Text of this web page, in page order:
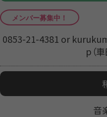
0853-21-4381 or
p（
音